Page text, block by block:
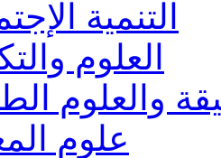
التنمية
العلوم
والعلوم
علوم